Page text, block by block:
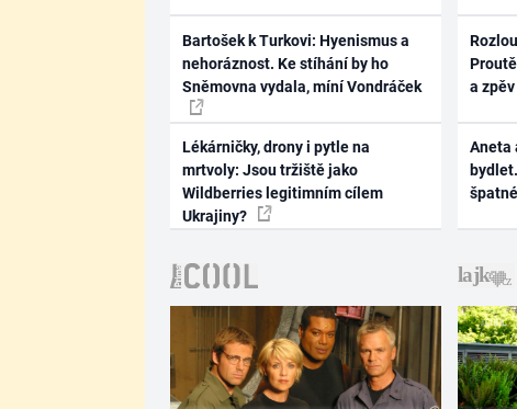
Bartošek k Turkovi: Hyenismus a
nehoráznost. Ke stíhání by ho
Sněmovna vydala, míní Vondráček
Lékárničky, drony i pytle na
mrtvoly: Jsou tržiště jako
Wildberries legitimním cílem
Ukrajiny?
a
Aneta